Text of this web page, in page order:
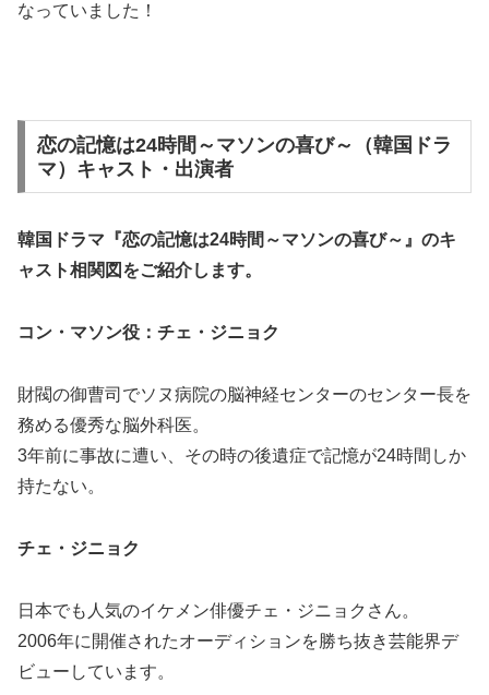
なっていました！
恋の記憶は24時間～マソンの喜び～（韓国ドラ
マ）キャスト・出演者
韓国ドラマ『恋の記憶は24時間～マソンの喜び～』のキ
ャスト相関図をご紹介します。
コン・マソン役：チェ・ジニョク
財閥の御曹司でソヌ病院の脳神経センターのセンター長を
務める優秀な脳外科医。
3年前に事故に遭い、その時の後遺症で記憶が24時間しか
持たない。
チェ・ジニョク
日本でも人気のイケメン俳優チェ・ジニョクさん。
2006年に開催されたオーディションを勝ち抜き芸能界デ
ビューしています。